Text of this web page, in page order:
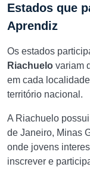
Estados que
Aprendiz
Os estados
Riachuelo variam
em cada
território nacional.
A Riachuelo
de Janeiro, Minas
onde jovens
inscrever e